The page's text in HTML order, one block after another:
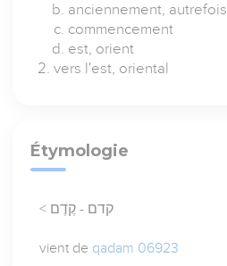
anciennement, autrefois
commencement
est, orient
vers l'est, oriental
Étymologie
< קדם - קֶדֶם
vient de qadam 06923